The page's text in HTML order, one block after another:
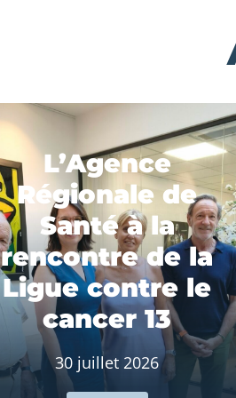
L’Agence
Régionale de
Santé à la
rencontre de la
Ligue contre le
cancer 13
30 juillet 2026